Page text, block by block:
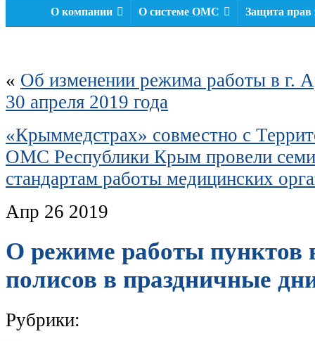
О компании О системе ОМС Защита прав
« Об изменении режима работы в г.
30 апреля 2019 года
«Крыммедстрах» совместно с
ОМС Республики Крым провели
стандартам работы медицинских
Апр 26 2019
О режиме работы пунктов
полисов в праздничные
Рубрики: